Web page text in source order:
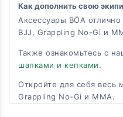
Как дополнить свою
Аксессуары BŌA
BJJ, Grappling No-Gi и
Также ознакомьтесь с
шапками и кепками.
Откройте для себя весь
Grappling No-Gi и MMA.